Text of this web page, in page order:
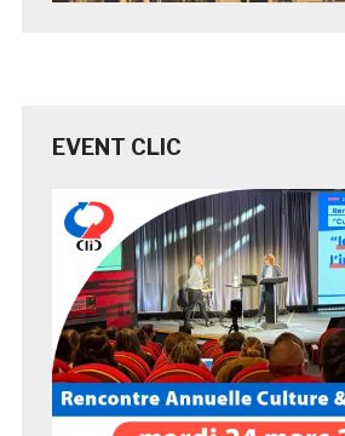
EVENT CLIC